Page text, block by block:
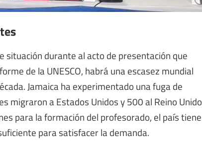
situación durante al acto de presentación que
de la UNESCO, habrá una escasez mundial
Jamaica ha experimentado una fuga de
migraron a Estados Unidos y 500 al Reino Unido
para la formación del profesorado, el país tiene
para satisfacer la demanda.